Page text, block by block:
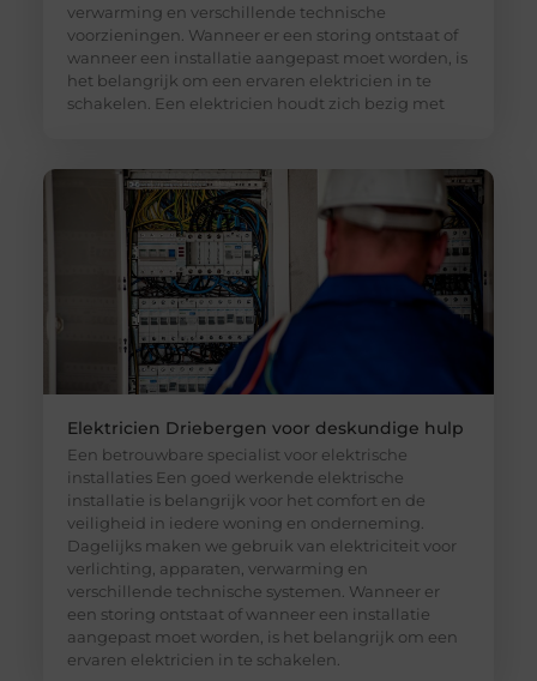
verwarming en verschillende technische
voorzieningen. Wanneer er een storing ontstaat of
wanneer een installatie aangepast moet worden, is
het belangrijk om een ervaren elektricien in te
schakelen. Een elektricien houdt zich bezig met
Elektricien Driebergen voor deskundige hulp
Een betrouwbare specialist voor elektrische
installaties Een goed werkende elektrische
installatie is belangrijk voor het comfort en de
veiligheid in iedere woning en onderneming.
Dagelijks maken we gebruik van elektriciteit voor
verlichting, apparaten, verwarming en
verschillende technische systemen. Wanneer er
een storing ontstaat of wanneer een installatie
aangepast moet worden, is het belangrijk om een
ervaren elektricien in te schakelen.